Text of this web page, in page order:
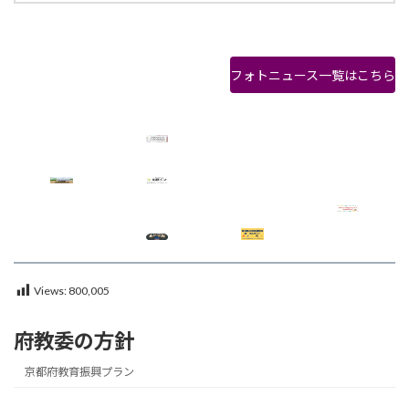
フォトニュース一覧はこちら
Views:800,005
府教委の方針
京都府教育振興プラン